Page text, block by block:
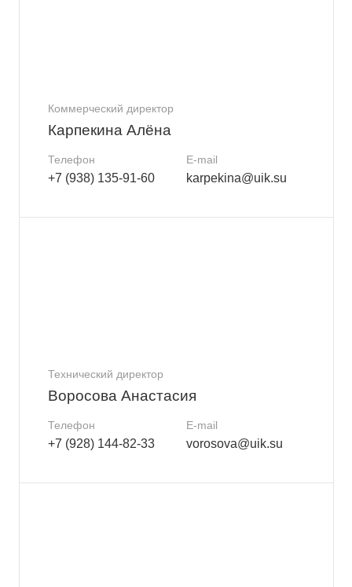
Коммерческий директор
Карпекина Алёна
Телефон
+7 (938) 135-91-60
E-mail
karpekina@uik.su
Технический директор
Воросова Анастасия
Телефон
+7 (928) 144-82-33
E-mail
vorosova@uik.su